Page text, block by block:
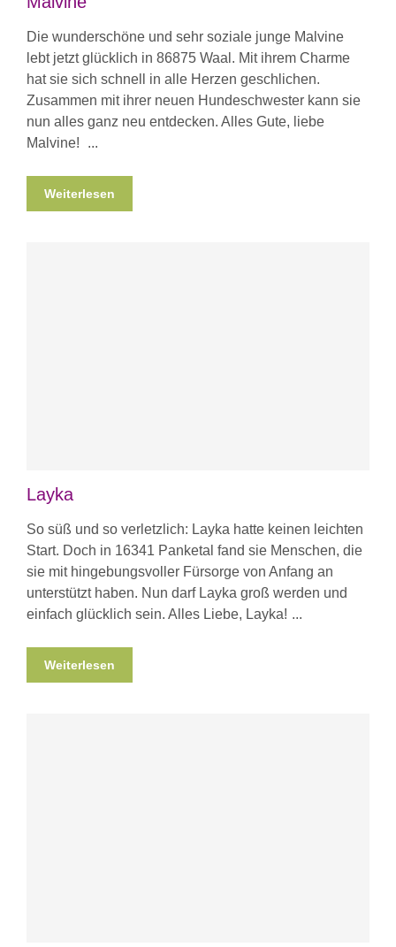
Die wunderschöne und sehr soziale junge Malvine
lebt jetzt glücklich in 86875 Waal. Mit ihrem Charme
hat sie sich schnell in alle Herzen geschlichen.
Zusammen mit ihrer neuen Hundeschwester kann sie
nun alles ganz neu entdecken. Alles Gute, liebe
Malvine!
Weiterlesen
Layka
So süß und so verletzlich: Layka hatte keinen leichten
Start. Doch in 16341 Panketal fand sie Menschen, die
sie mit hingebungsvoller Fürsorge von Anfang an
unterstützt haben. Nun darf Layka groß werden und
einfach glücklich sein. Alles Liebe, Layka!
Weiterlesen